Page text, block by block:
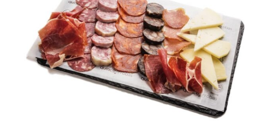
IBÉRICO
Y
EL
SALCHICHÓN
IBÉRICO?